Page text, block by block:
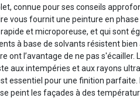
connue pour ses conseils
vous fournit une peinture en
et microporeuse, et qui sont
à base de solvants résistent bien
ont l’avantage de ne pas s'écailler.
aux intempéries et aux rayons
essentiel pour une finition parfaite.
peint les façades à des